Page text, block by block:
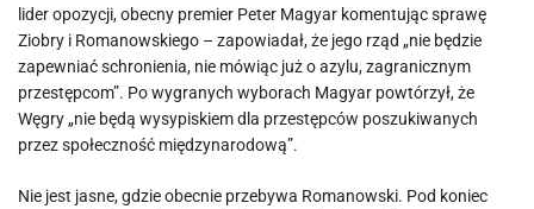
lider opozycji, obecny premier Peter Magyar komentując sprawę
Ziobry i Romanowskiego – zapowiadał, że jego rząd „nie będzie
zapewniać schronienia, nie mówiąc już o azylu, zagranicznym
przestępcom”. Po wygranych wyborach Magyar powtórzył, że
Węgry „nie będą wysypiskiem dla przestępców poszukiwanych
przez społeczność międzynarodową”.
Nie jest jasne, gdzie obecnie przebywa Romanowski. Pod koniec